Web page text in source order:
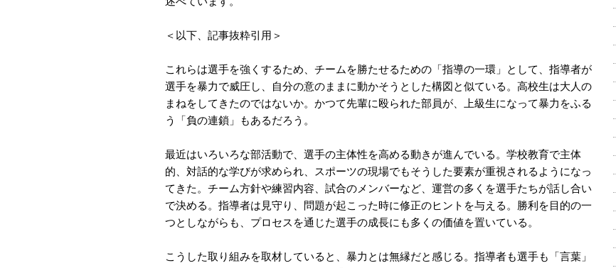
＜以下、記事抜粋引用＞
これらは選手を強くするため、チームを勝たせるための「指導の一環」として、指導者が
選手を暴力で威圧し、自分の意のままに動かそうとした構図と似ている。高校生は大人の
まねをしてきたのではないか。かつて先輩に殴られた部員が、上級生になって暴力をふる
う「負の連鎖」もあるだろう。
最近はいろいろな部活動で、選手の主体性を高める動きが進んでいる。学校教育で主体
的、対話的な学びが求められ、スポーツの現場でもそうした要素が重視されるようになっ
てきた。チーム方針や練習内容、試合のメンバーなど、運営の多くを選手たちが話し合い
で決める。指導者は見守り、問題が起こった時に修正のヒントを与える。勝利を目的の一
つとしながらも、プロセスを通じた選手の成長にも多くの価値を置いている。
こうした取り組みを取材していると、暴力とは無縁だと感じる。指導者も選手も「言葉」